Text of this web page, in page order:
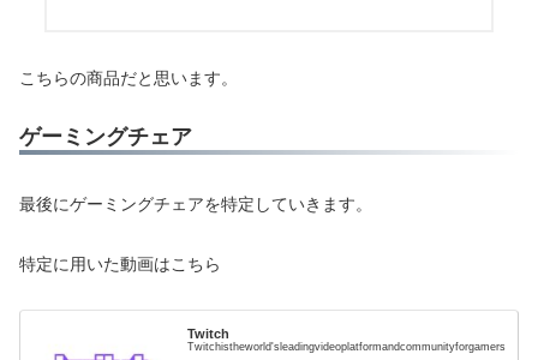
こちらの商品だと思います。
ゲーミングチェア
最後にゲーミングチェアを特定していきます。
特定に用いた動画はこちら
Twitch
Twitchistheworld'sleadingvideoplatformandcommunityforgamers